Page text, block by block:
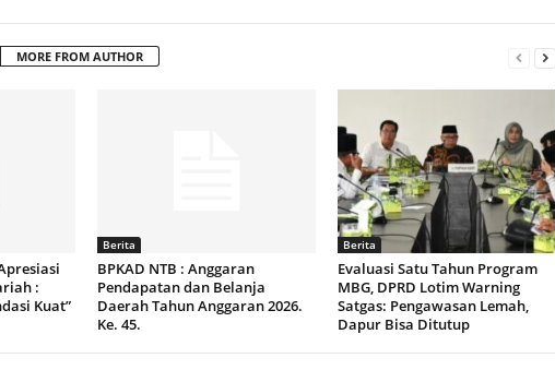
MORE FROM AUTHOR
:
Kuat”
Berita
BPKAD NTB : Anggaran
Pendapatan dan Belanja
Daerah Tahun Anggaran 2026.
Ke. 45.
Berita
Evaluasi Satu Tahun Program
MBG, DPRD Lotim Warning
Satgas: Pengawasan Lemah,
Dapur Bisa Ditutup